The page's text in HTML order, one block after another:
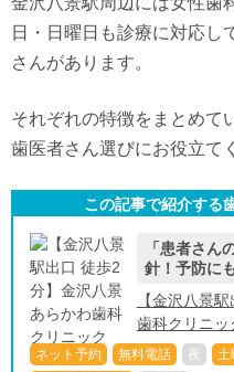
日・日曜日も診療に対応し
さんがあります。
それぞれの特徴をまとめて
歯医者さん選びにお役立て
この記事で紹介する
「患者さん
針！予防に
【金沢八景
歯科クリニッ
ネット予約 無料電話 夜 土